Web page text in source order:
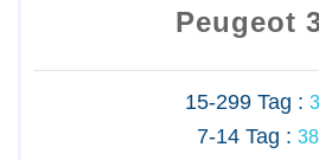
Peugeot
15-299 Tag :
7-14 Tag :